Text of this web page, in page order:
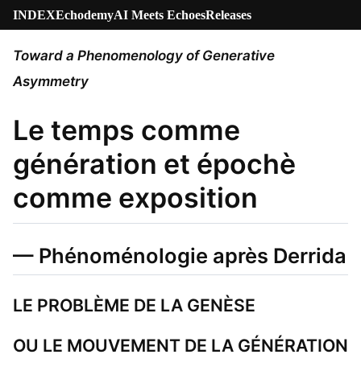
INDEXEchodemyAI Meets EchoesReleases
Toward a Phenomenology of Generative
Asymmetry
Le temps comme
génération et épochè
comme exposition
— Phénoménologie après Derrida
LE PROBLÈME DE LA GENÈSE
OU LE MOUVEMENT DE LA GÉNÉRATION